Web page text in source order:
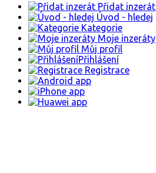
Přidat inzerát
Úvod - hledej
Kategorie
Moje inzeráty
Můj profil
Přihlášení
Registrace